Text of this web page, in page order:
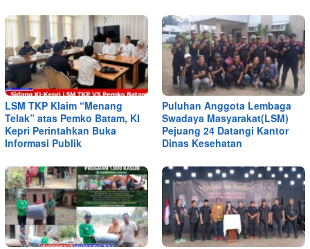
LSM TKP Klaim “Menang
Telak” atas Pemko Batam, KI
Kepri Perintahkan Buka
Informasi Publik
Puluhan Anggota Lembaga
Swadaya Masyarakat(LSM)
Pejuang 24 Datangi Kantor
Dinas Kesehatan